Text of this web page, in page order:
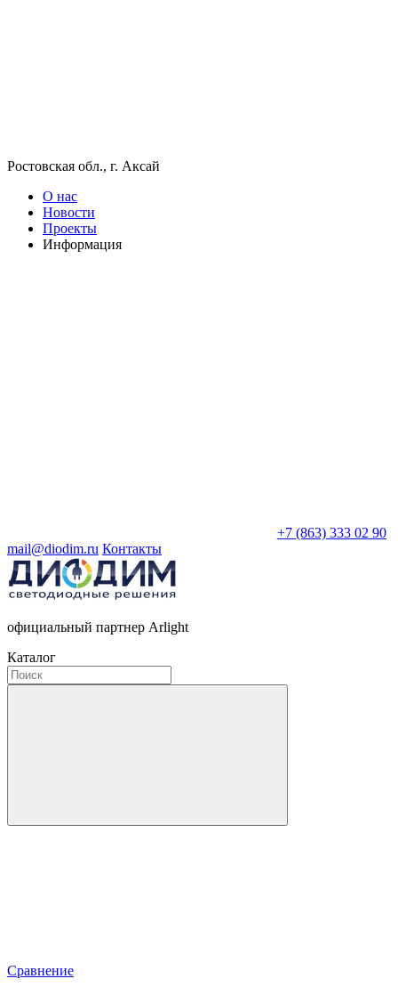
Ростовская обл., г. Аксай
О нас
Новости
Проекты
Информация
+7 (863) 333 02 90
mail@diodim.ru Контакты
официальный партнер Arlight
Каталог
Сравнение